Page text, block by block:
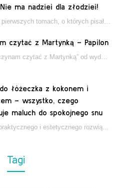
ma nadziei dla złodziei!
Po dwóch pierwszych tomach, o których pisałam tutaj, które wciągnęły nas w świat młodych detektywów…
czytać z Martynką – Papilon
Seria „Zaczynam czytać z Martynką” od wydawnictwa Papilon to estetycznie wydane książki wspierające dzieci w…
łóżeczka z kokonem i
– wszystko, czego
maluch do spokojnego snu
Szukasz praktycznego i estetycznego rozwiązania do łóżeczka niemowlęcia? Zestaw z kokonem i warkoczem zapewnia wygodę,…
Tagi